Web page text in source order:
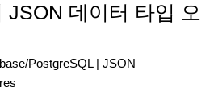
JSON 데이터 타입 오
PostgreSQL| JSON